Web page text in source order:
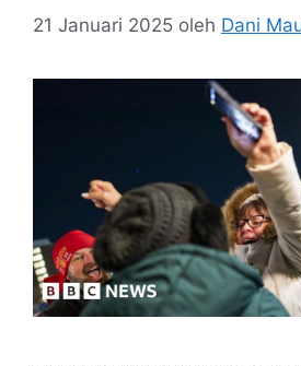
21 Januari 2025 oleh Dani